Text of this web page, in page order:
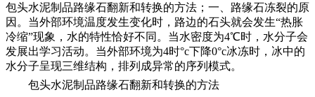
包头水泥制品路缘石翻新和转换的方法；一、路缘石冻裂的原
因。当外部环境温度发生变化时，路边的石头就会发生“热胀
冷缩”现象，水的特性恰好不同。当水密度为4℃时，水分子会
发展出学习活动。当外部环境为4时°c下降0°c冰冻时，冰中的
水分子呈现三维结构，排列成异常的序列模式。
包头水泥制品路缘石翻新和转换的方法